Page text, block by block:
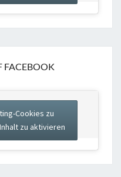
FACEBOOK
und
Cookies zu
zu aktivieren